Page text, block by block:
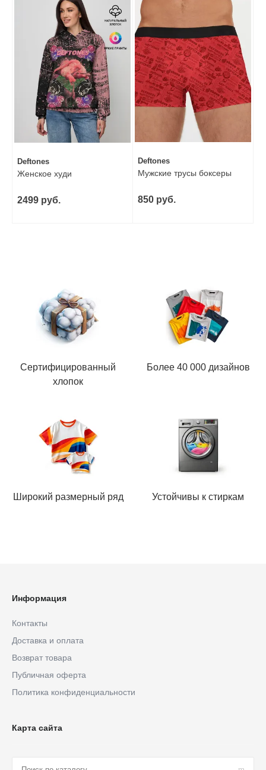
Deftones
Женское худи
2499 руб.
Deftones
Мужские трусы боксеры
850 руб.
Сертифицированный
хлопок
Более 40 000 дизайнов
Широкий размерный ряд Устойчивы к стиркам
Информация
Контакты
Доставка и оплата
Возврат товара
Публичная оферта
Политика конфиденциальности
Карта сайта